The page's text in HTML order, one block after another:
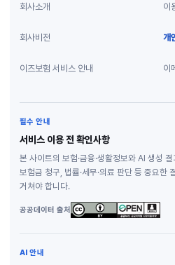
회사소개
회사비전
이즈보험 서비스 안내
이
개
이
필수 안내
서비스 이용 전 확인사항
본 사이트의 보험·금융·생활정보와 AI 생성
보험금 청구, 법률·세무·의료 판단 등 중요한
거쳐야 합니다.
공공데이터 출처
AI 안내